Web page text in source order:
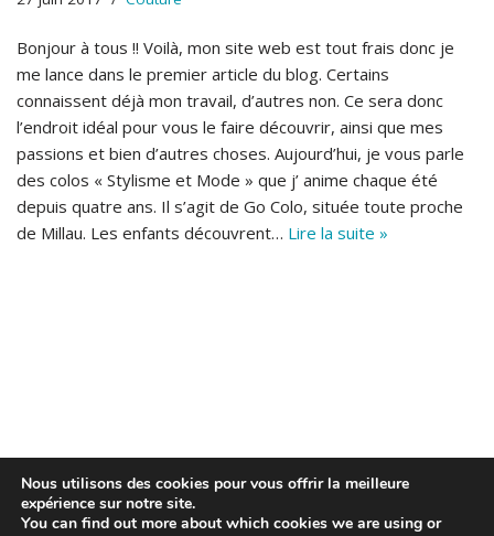
Bonjour à tous !! Voilà, mon site web est tout frais donc je
me lance dans le premier article du blog. Certains
connaissent déjà mon travail, d’autres non. Ce sera donc
l’endroit idéal pour vous le faire découvrir, ainsi que mes
passions et bien d’autres choses. Aujourd’hui, je vous parle
des colos « Stylisme et Mode » que j’ anime chaque été
depuis quatre ans. Il s’agit de Go Colo, située toute proche
de Millau. Les enfants découvrent… Lire la suite »
Nous utilisons des cookies pour vous offrir la meilleure
expérience sur notre site.
You can find out more about which cookies we are using or